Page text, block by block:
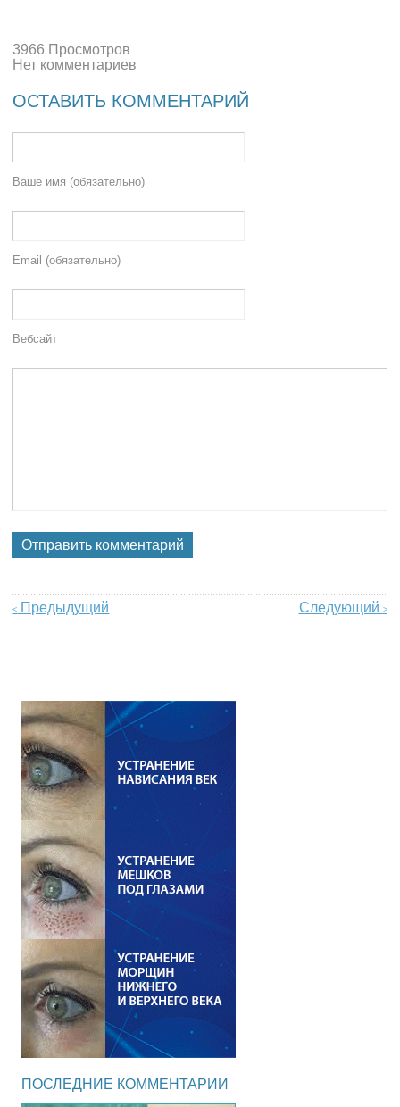
3966 Просмотров
Нет комментариев
ОСТАВИТЬ КОММЕНТАРИЙ
Ваше имя (обязательно)
Email (обязательно)
Вебсайт
< Предыдущий Следующий >
ПОСЛЕДНИЕ КОММЕНТАРИИ